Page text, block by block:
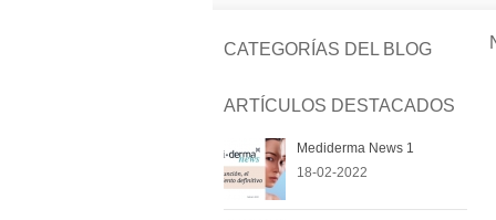
CATEGORÍAS DEL BLOG
ARTÍCULOS DESTACADOS
Mediderma News 1
18-02-2022